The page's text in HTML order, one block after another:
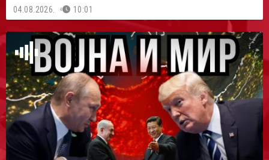
04.08.2026. 10:01